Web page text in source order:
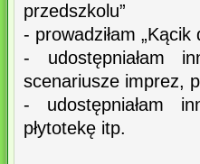
przedszkolu”
- prowadziłam „Kącik
- udostępniałam
scenariusze imprez,
- udostępniałam
płytotekę itp.